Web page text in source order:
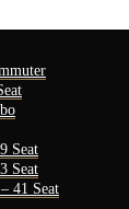
Seat
Seat
41 Seat